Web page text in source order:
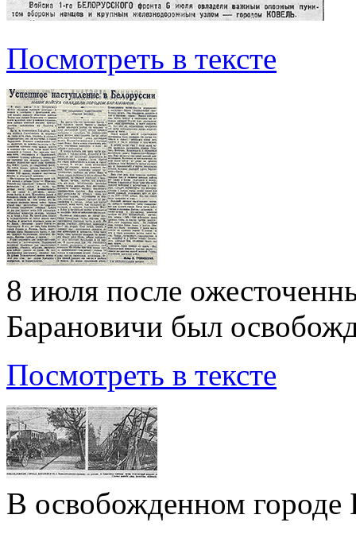
Посмотреть в тексте
8 июля после
Барановичи был
Посмотреть в тексте
В освобожденном городе